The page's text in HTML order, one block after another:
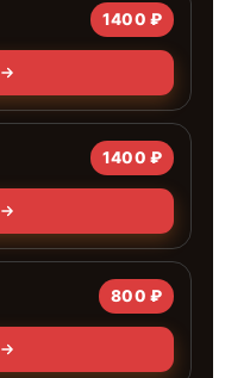
1400 ₽
1400 ₽
800 ₽